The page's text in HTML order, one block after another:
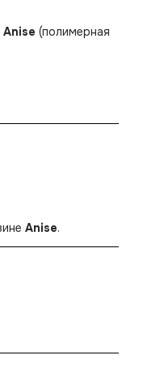
Anise (полимерная
Anise.